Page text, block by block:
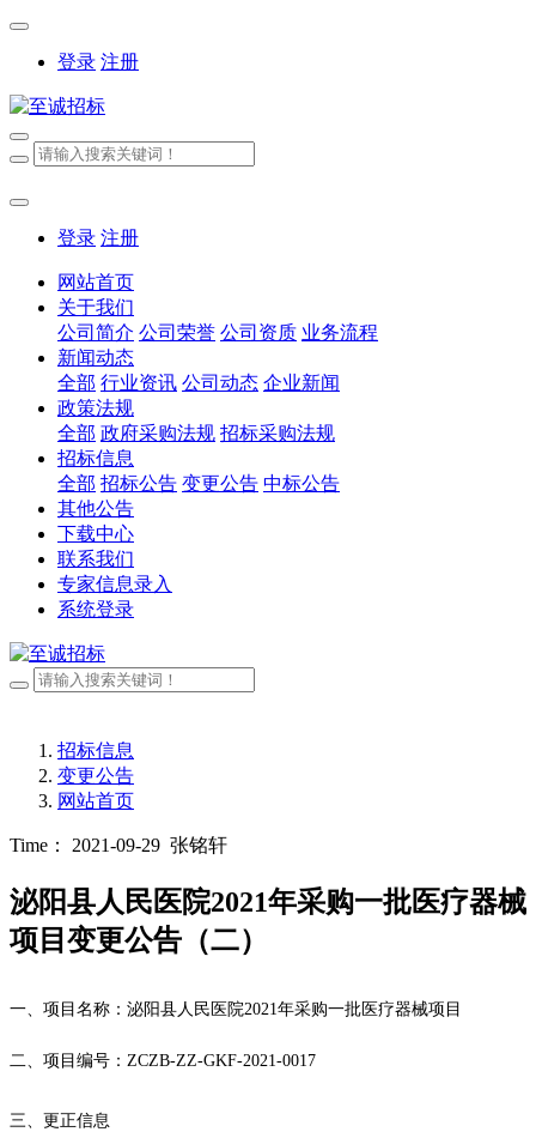
登录 注册
登录 注册
网站首页
关于我们
公司简介 公司荣誉 公司资质 业务流程
新闻动态
全部 行业资讯 公司动态 企业新闻
政策法规
全部 政府采购法规 招标采购法规
招标信息
全部 招标公告 变更公告 中标公告
其他公告
下载中心
联系我们
专家信息录入
系统登录
招标信息
变更公告
网站首页
Time： 2021-09-29 张铭轩
泌阳县人民医院2021年采购一批医疗器械
项目变更公告（二）
一、 项目名称：泌阳县人民医院2021年采购一批医疗器械项目
二、 项目编号： ZCZB-ZZ-GKF-2021-0017
三、更正信息